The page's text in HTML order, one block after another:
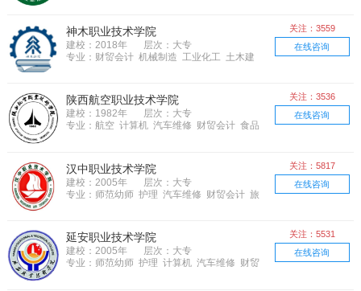
神木职业技术学院
建校：2018年
层次：大专
专业：财贸会计 机械制造 工业化工 土木建
关注：3559
在线咨询
陕西航空职业技术学院
建校：1982年
层次：大专
专业：航空 计算机 汽车维修 财贸会计 食品
关注：3536
在线咨询
汉中职业技术学院
建校：2005年
层次：大专
专业：师范幼师 护理 汽车维修 财贸会计 旅
关注：5817
在线咨询
延安职业技术学院
建校：2005年
层次：大专
专业：师范幼师 护理 计算机 汽车维修 财贸
关注：5531
在线咨询